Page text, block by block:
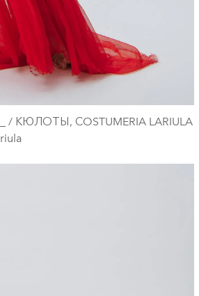
/ КЮЛОТЫ, СOSTUMERIA LARIULA